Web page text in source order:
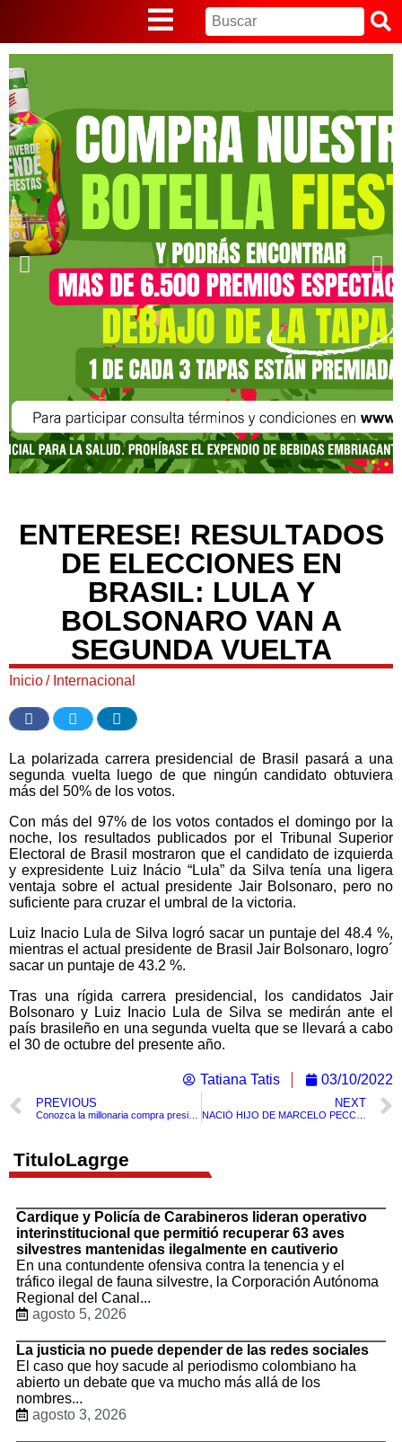
ENTERESE! RESULTADOS
DE ELECCIONES EN
BRASIL: LULA Y
BOLSONARO VAN A
SEGUNDA VUELTA
Inicio/ Internacional
La polarizada carrera presidencial de Brasil pasará a una
segunda vuelta luego de que ningún candidato obtuviera
más del 50% de los votos.
Con más del 97% de los votos contados el domingo por la
noche, los resultados publicados por el Tribunal Superior
Electoral de Brasil mostraron que el candidato de izquierda
y expresidente Luiz Inácio “Lula” da Silva tenía una ligera
ventaja sobre el actual presidente Jair Bolsonaro, pero no
suficiente para cruzar el umbral de la victoria.
Luiz Inacio Lula de Silva logró sacar un puntaje del 48.4 %,
mientras el actual presidente de Brasil Jair Bolsonaro, logro´
sacar un puntaje de 43.2 %.
Tras una rígida carrera presidencial, los candidatos Jair
Bolsonaro y Luiz Inacio Lula de Silva se medirán ante el
país brasileño en una segunda vuelta que se llevará a cabo
el 30 de octubre del presente año.
Tatiana Tatis 03/10/2022
PREVIOUS NEXT
NACIÓ HIJO DE MARCELO PECCI, FISCAL ASESINADO EN BARÚ
TituloLagrge
Cardique y Policía de Carabineros lideran operativo
interinstitucional que permitió recuperar 63 aves
silvestres mantenidas ilegalmente en cautiverio
En una contundente ofensiva contra la tenencia y el
tráfico ilegal de fauna silvestre, la Corporación Autónoma
Regional del Canal...
agosto 5, 2026
La justicia no puede depender de las redes sociales
El caso que hoy sacude al periodismo colombiano ha
abierto un debate que va mucho más allá de los
nombres...
agosto 3, 2026